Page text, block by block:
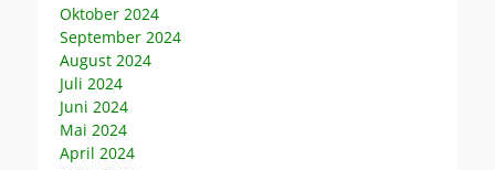
Oktober 2024
September 2024
August 2024
Juli 2024
Juni 2024
Mai 2024
April 2024